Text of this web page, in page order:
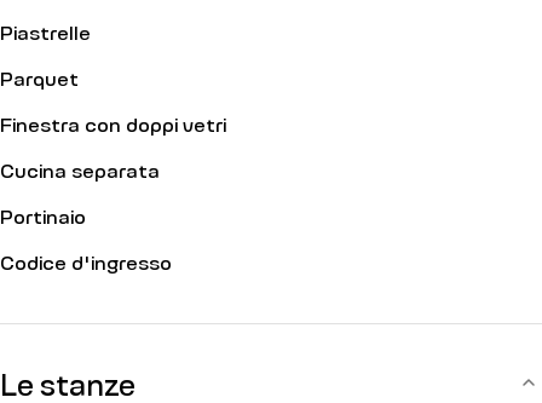
Piastrelle
Parquet
Finestra con doppi vetri
Cucina separata
Portinaio
Codice d'ingresso
Le stanze